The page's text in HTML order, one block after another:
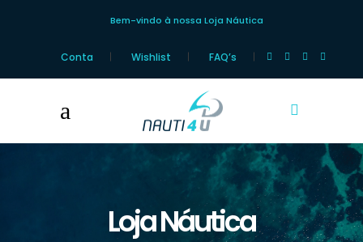
Bem-vindo à nossa Loja Náutica
Conta Wishlist FAQ’s
Loja Náutica